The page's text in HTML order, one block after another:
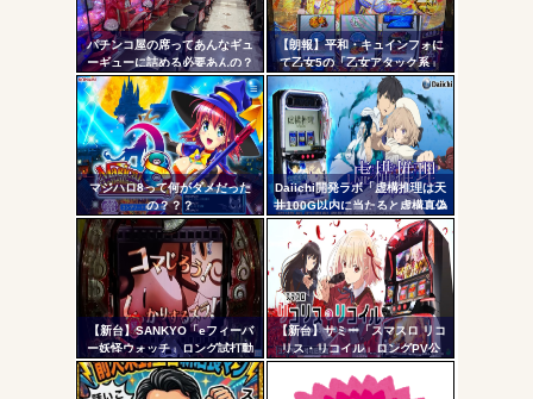
無職のパチンコカス(22)なんやが、ワイの人生どれくらい
ヤバいか教えて？...
AngelBeats!とかいうクソアニメの思い出ｗｗｗ
Powered by livedoor 相互RSS
パチンコ屋の席ってあんなギュ
ーギューに詰める必要あんの？
もっと離した方がよくね？？？
【朗報】平和・キュインフォに
て乙女5の「乙女アタック系」
「繚乱の刻系」の連続演出信頼
度が公開される！みんなの体感
と比べてどうよ？
マジハロ8って何がダメだった
の？？？
Daiichi開発ラボ「虚構推理は天
井100G以内に当たると虚構真偽
が2回当選するまで転落しない状
態に突入するぞ。300G・700G
の天井も一緒」
【新台】SANKYO「eフィーバ
ー妖怪ウォッチ」ロング試打動
画&反応まとめ！妖怪ウォッチ世
代がパチンコデビューしまくり
【新台】サミー「スマスロ リコ
リス・リコイル」ロングPV公
開！新時代の疑似ボ連打を体感
せよ！！！
リン
- 固
定リ
ンク
自動
更新
ツー
ル